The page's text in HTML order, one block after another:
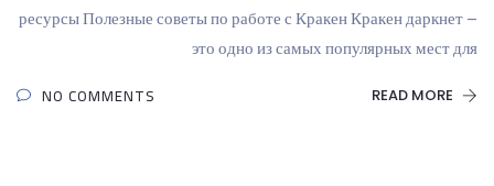
ресурсы Полезные советы по работе с Кракен Кракен даркнет –
это одно из самых популярных мест для
READ MORE
NO COMMENTS